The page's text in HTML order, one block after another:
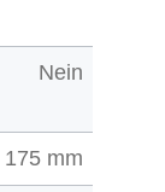
Nein
175 mm